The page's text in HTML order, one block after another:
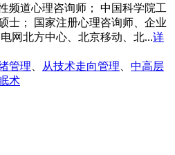
频道心理咨询师； 中国科学院工
士； 国家注册心理咨询师、企业
网北方中心、北京移动、北...详
管理 从技术走向管理
中高层
术